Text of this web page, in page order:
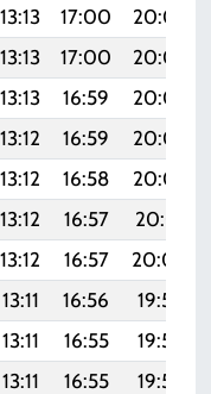
13:13 17:00 20:08
13:13 17:00 20:06
13:13 16:59
20:05
13:12 16:59 20:04
13:12 16:58 20:02
13:12 16:57 20:01
13:12 16:57 20:00
13:11 16:56 19:58
13:11 16:55
19:57
13:11 16:55 19:55